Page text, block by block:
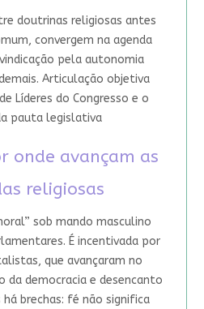
doutrinas religiosas antes
convergem na agenda
pela autonomia
Articulação objetiva
Líderes do Congresso e o
pauta legislativa
onde avançam as
religiosas
sob mando masculino
É incentivada por
que avançaram no
da democracia e desencanto
brechas: fé não significa